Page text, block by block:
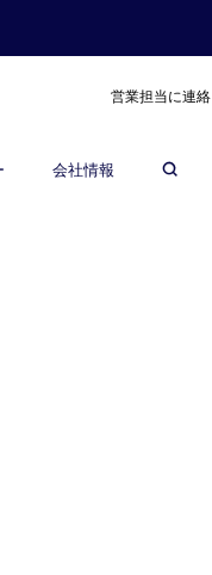
営業担当に連絡
会社情報